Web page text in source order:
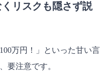
リスクも隠さず説
万円！」といった甘い言
要注意です。